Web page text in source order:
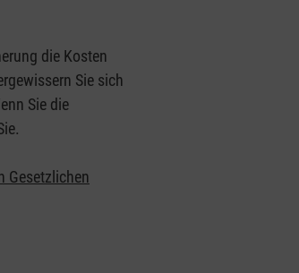
die Kosten
Sie sich
Sie die
Gesetzlichen